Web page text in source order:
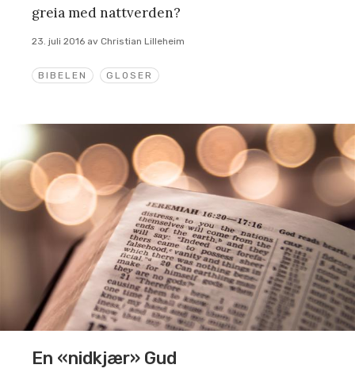
BIBELEN GLOSER
greia med nattverden?
23. juli 2016 av Christian Lilleheim
En «nidkjær» Gud